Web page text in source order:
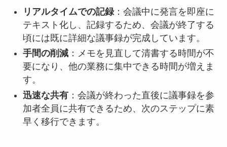
リアルタイムでの記録：会議中に発言を即座に
テキスト化し、記録するため、会議が終了する
頃には既に詳細な議事録が完成しています。
手間の削減：メモを見直して清書する時間が不
要になり、他の業務に集中できる時間が増えま
す。
迅速な共有：会議が終わった直後に議事録を参
加者全員に共有できるため、次のステップに素
早く移行できます。